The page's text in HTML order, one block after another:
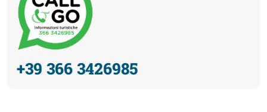
+39 366 3426985